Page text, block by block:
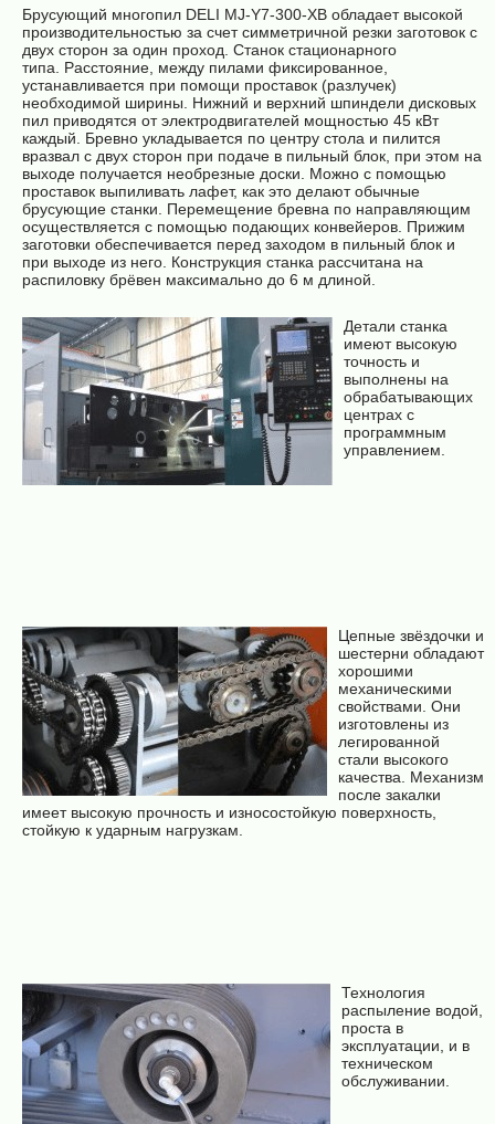
Брусующий многопил DELI MJ-Y7-300-XB обладает высокой
производительностью за счет симметричной резки заготовок с
двух сторон за один проход. Станок стационарного
типа. Расстояние, между пилами фиксированное,
устанавливается при помощи проставок (разлучек)
необходимой ширины. Нижний и верхний шпиндели дисковых
пил приводятся от электродвигателей мощностью 45 кВт
каждый. Бревно укладывается по центру стола и пилится
вразвал с двух сторон при подаче в пильный блок, при этом на
выходе получается необрезные доски. Можно с помощью
проставок выпиливать лафет, как это делают обычные
брусующие станки. Перемещение бревна по направляющим
осуществляется с помощью подающих конвейеров. Прижим
заготовки обеспечивается перед заходом в пильный блок и
при выходе из него. Конструкция станка рассчитана на
распиловку брёвен максимально до 6 м длиной.
Детали станка
имеют высокую
точность и
выполнены на
обрабатывающих
центрах с
программным
управлением.
Цепные звёздочки и
шестерни обладают
хорошими
механическими
свойствами. Они
изготовлены из
легированной
стали высокого
качества. Механизм
после закалки
имеет высокую прочность и износостойкую поверхность,
стойкую к ударным нагрузкам.
Технология
распыление водой,
проста в
эксплуатации, и в
техническом
обслуживании.